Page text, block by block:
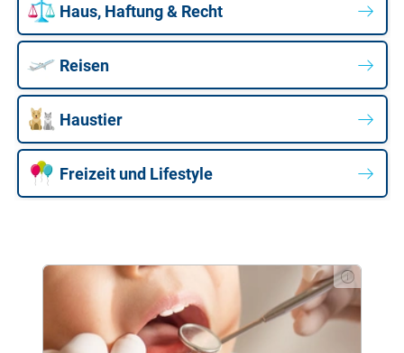
Haus, Haftung & Recht
Reisen
Haustier
Freizeit und Lifestyle